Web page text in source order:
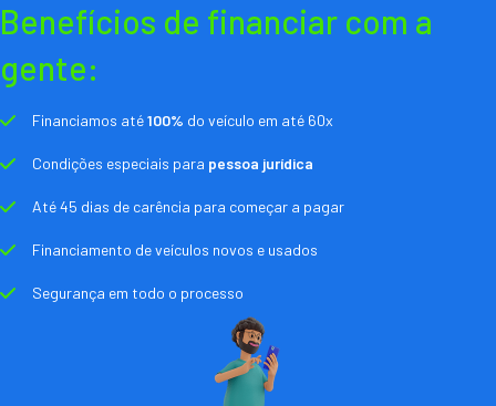
Benefícios de financiar com a
gente:
Financiamos até100% do veículo em até 60x
Condições especiais para pessoa jurídica
Até 45 dias de carência para começar a pagar
Financiamento de veículos novos e usados
Segurança em todo o processo